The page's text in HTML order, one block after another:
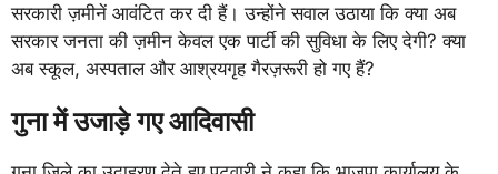
सरकारी ज़मीनें आवंटित कर दी हैं। उन्होंने सवाल उठाया कि क्या अब
सरकार जनता की ज़मीन केवल एक पार्टी की सुविधा के लिए देगी? क्या
अब स्कूल, अस्पताल और आश्रयगृह गैरज़रूरी हो गए हैं?
गुना में उजाड़े गएआदिवासी